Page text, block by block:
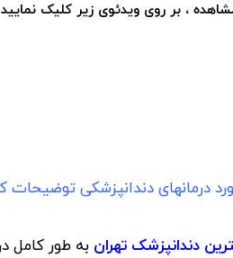
، بر روی ویدئوی زیر کلیک نمایید
درمانهای دندانپزشکی توضیحات
دندانپزشک تهران به طور کامل